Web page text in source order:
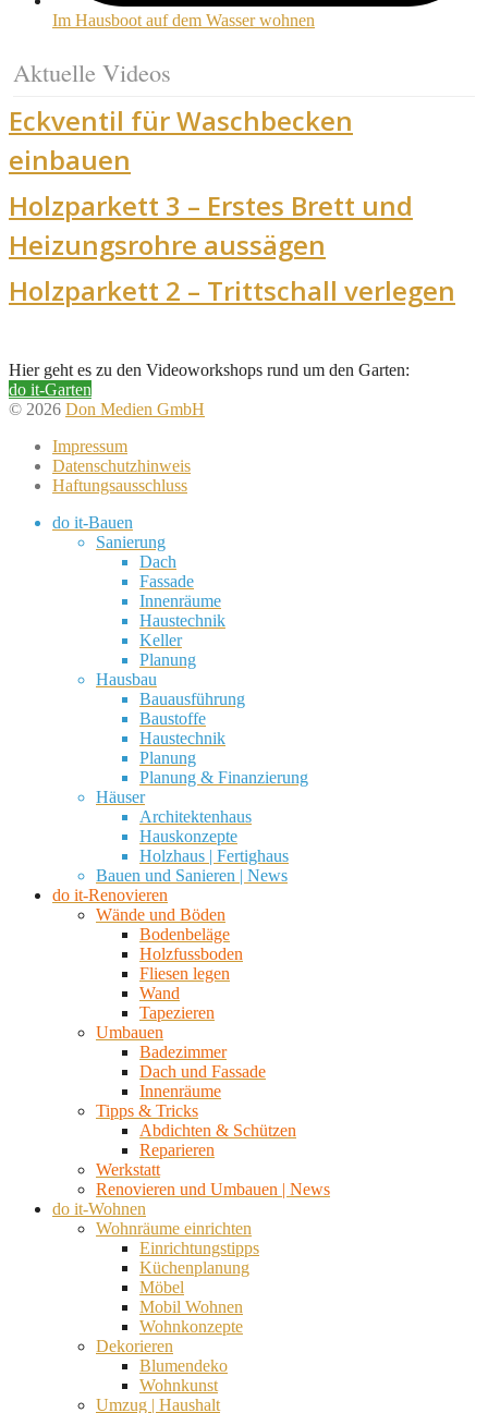
Im Hausboot auf dem Wasser wohnen
Aktuelle Videos
Eckventil für Waschbecken
einbauen
Holzparkett 3 – Erstes Brett und
Heizungsrohre aussägen
Holzparkett 2 – Trittschall verlegen
Hier geht es zu den Videoworkshops rund um den Garten:
do it-Garten
© 2026 Don Medien GmbH
Impressum
Datenschutzhinweis
Haftungsausschluss
do it-Bauen
Sanierung
Dach
Fassade
Innenräume
Haustechnik
Keller
Planung
Hausbau
Bauausführung
Baustoffe
Haustechnik
Planung
Planung & Finanzierung
Häuser
Architektenhaus
Hauskonzepte
Holzhaus | Fertighaus
Bauen und Sanieren | News
do it-Renovieren
Wände und Böden
Bodenbeläge
Holzfussboden
Fliesen legen
Wand
Tapezieren
Umbauen
Badezimmer
Dach und Fassade
Innenräume
Tipps & Tricks
Abdichten & Schützen
Reparieren
Werkstatt
Renovieren und Umbauen | News
do it-Wohnen
Wohnräume einrichten
Einrichtungstipps
Küchenplanung
Möbel
Mobil Wohnen
Wohnkonzepte
Dekorieren
Blumendeko
Wohnkunst
Umzug | Haushalt